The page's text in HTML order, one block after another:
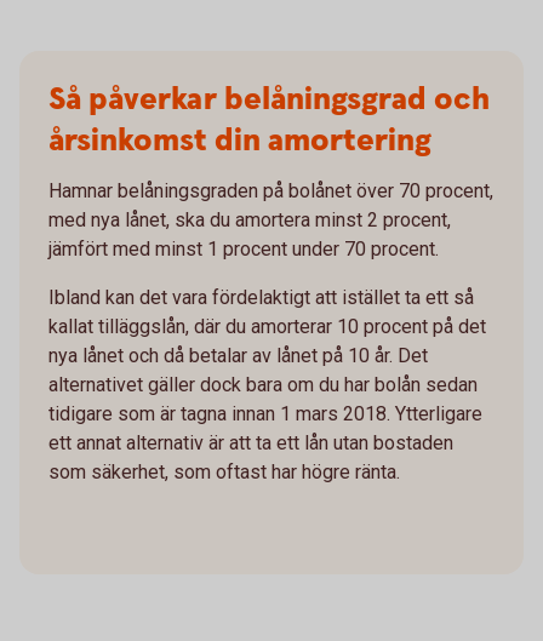
Så påverkar belåningsgrad och
årsinkomst din amortering
Hamnar belåningsgraden på bolånet över 70 procent,
med nya lånet, ska du amortera minst 2 procent,
jämfört med minst 1 procent under 70 procent.
Ibland kan det vara fördelaktigt att istället ta ett så
kallat tilläggslån, där du amorterar 10 procent på det
nya lånet och då betalar av lånet på 10 år. Det
alternativet gäller dock bara om du har bolån sedan
tidigare som är tagna innan 1 mars 2018. Ytterligare
ett annat alternativ är att ta ett lån utan bostaden
som säkerhet, som oftast har högre ränta.